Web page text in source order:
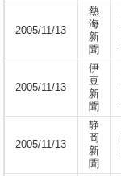
2005/11/13
熱
海
新
聞
2005/11/13
伊
豆
新
聞
2005/11/13
静
岡
新
聞